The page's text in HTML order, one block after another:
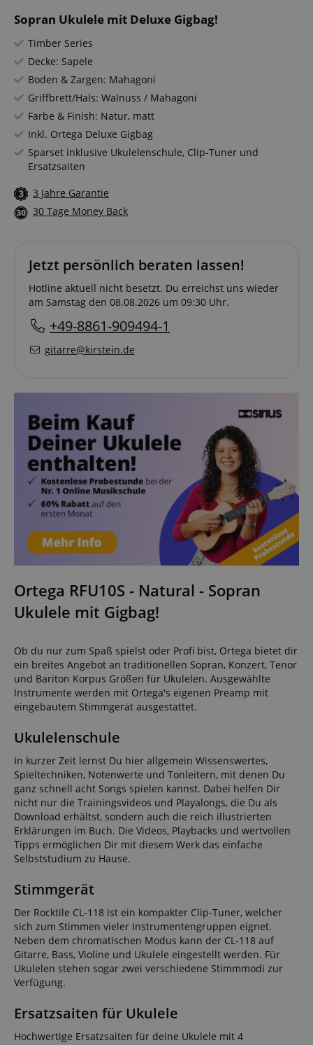
Sopran Ukulele mit Deluxe Gigbag!
Timber Series
Decke: Sapele
Boden & Zargen: Mahagoni
Griffbrett/Hals: Walnuss / Mahagoni
Farbe & Finish: Natur, matt
Inkl. Ortega Deluxe Gigbag
Sparset inklusive Ukulelenschule, Clip-Tuner und
Ersatzsaiten
3 Jahre Garantie
30 Tage Money Back
Jetzt persönlich beraten lassen!
Hotline aktuell nicht besetzt. Du erreichst uns wieder
am Samstag den 08.08.2026 um 09:30 Uhr.
+49-8861-909494-1
gitarre@kirstein.de
Ortega RFU10S - Natural - Sopran
Ukulele mit Gigbag!
Ob du nur zum Spaß spielst oder Profi bist, Ortega bietet dir
ein breites Angebot an traditionellen Sopran, Konzert, Tenor
und Bariton Korpus Größen für Ukulelen. Ausgewählte
Instrumente werden mit Ortega's eigenen Preamp mit
eingebautem Stimmgerät ausgestattet.
Ukulelenschule
In kurzer Zeit lernst Du hier allgemein Wissenswertes,
Spieltechniken, Notenwerte und Tonleitern, mit denen Du
ganz schnell acht Songs spielen kannst. Dabei helfen Dir
nicht nur die Trainingsvideos und Playalongs, die Du als
Download erhältst, sondern auch die reich illustrierten
Erklärungen im Buch. Die Videos, Playbacks und wertvollen
Tipps ermöglichen Dir mit diesem Werk das einfache
Selbststudium zu Hause.
Stimmgerät
Der Rocktile CL-118 ist ein kompakter Clip-Tuner, welcher
sich zum Stimmen vieler Instrumentengruppen eignet.
Neben dem chromatischen Modus kann der CL-118 auf
Gitarre, Bass, Violine und Ukulele eingestellt werden. Für
Ukulelen stehen sogar zwei verschiedene Stimmmodi zur
Verfügung.
Ersatzsaiten für Ukulele
Hochwertige Ersatzsaiten für deine Ukulele mit 4